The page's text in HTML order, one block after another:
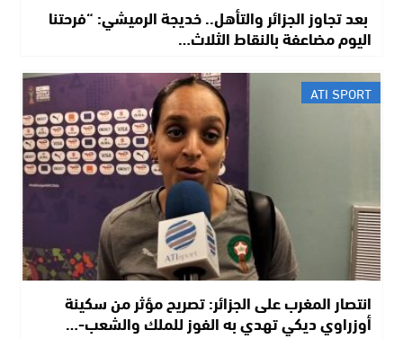
​ بعد تجاوز الجزائر والتأهل.. خديجة الرميشي: “فرحتنا
اليوم مضاعفة بالنقاط الثلاث…
ATI SPORT
انتصار المغرب على الجزائر: تصريح مؤثر من سكينة
أوزراوي ديكي تهدي به الفوز للملك والشعب-…